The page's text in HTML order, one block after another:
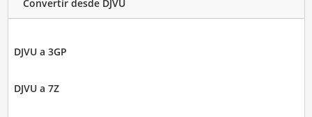
Convertir desde DJVU
DJVU a 3GP
DJVU a 7Z